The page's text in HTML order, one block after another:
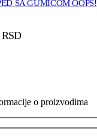
SA GUMICOM OOPS!
RSDRaspon
616.00 RSD
o proizvodima